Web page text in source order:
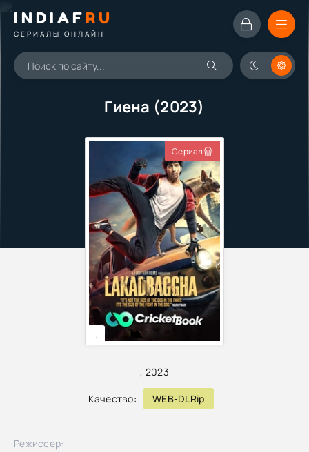
INDIAFRU
СЕРИАЛЫ ОНЛАЙН
Гиена (2023)
, 2023
Качество: WEB-DLRip
Сериал
,
Режиссер: